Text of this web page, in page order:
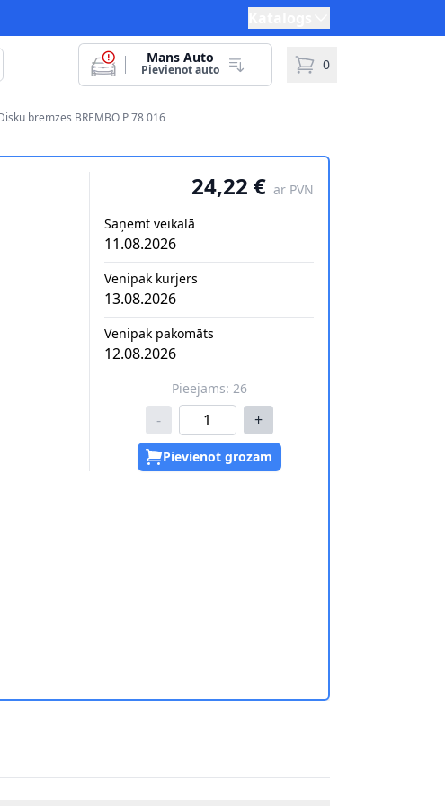
Mans Auto
Pievienot auto 0
bremzes BREMBO P 78 016
24,22 € ar PVN
Saņemt veikalā
11.08.2026
Venipak kurjers
13.08.2026
Venipak pakomāts
12.08.2026
Pieejams: 26
- +
Pievienot grozam